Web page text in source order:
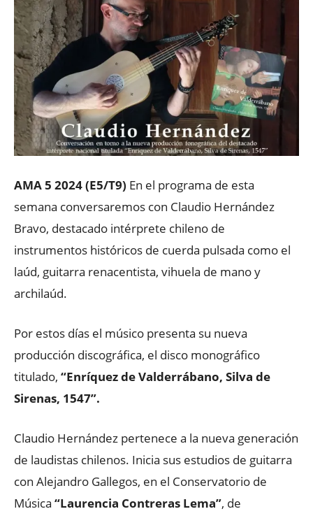
AMA 5 2024 (E5/T9) En el programa de esta
semana conversaremos con Claudio Hernández
Bravo, destacado intérprete chileno de
instrumentos históricos de cuerda pulsada como el
laúd, guitarra renacentista, vihuela de mano y
archilaúd.
Por estos días el músico presenta su nueva
producción discográfica, el disco monográfico
titulado, “Enríquez de Valderrábano, Silva de
Sirenas, 1547”.
Claudio Hernández pertenece a la nueva generación
de laudistas chilenos. Inicia sus estudios de guitarra
con Alejandro Gallegos, en el Conservatorio de
Música “Laurencia Contreras Lema”, de